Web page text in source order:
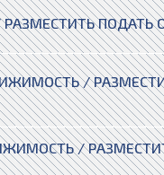
ПОДАТЬ
/
/